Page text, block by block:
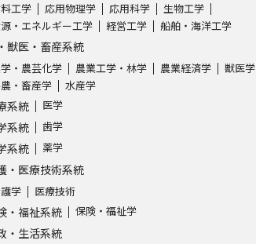
工学
応用物理学 応用科学
生物工学
・エネルギー工学
経営工学 船舶・海洋工学
獣医・畜産系統
・農芸化学 農業工学・林学 農業経済学
獣医学
・畜産学
水産学
系統 医学
系統 歯学
系統 薬学
・医療技術系統
学 医療技術
・福祉系統 保険・福祉学
・生活系統